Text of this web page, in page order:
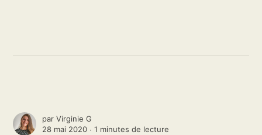
parVirginie G
28 mai 2020 ∙1 minutes de lecture